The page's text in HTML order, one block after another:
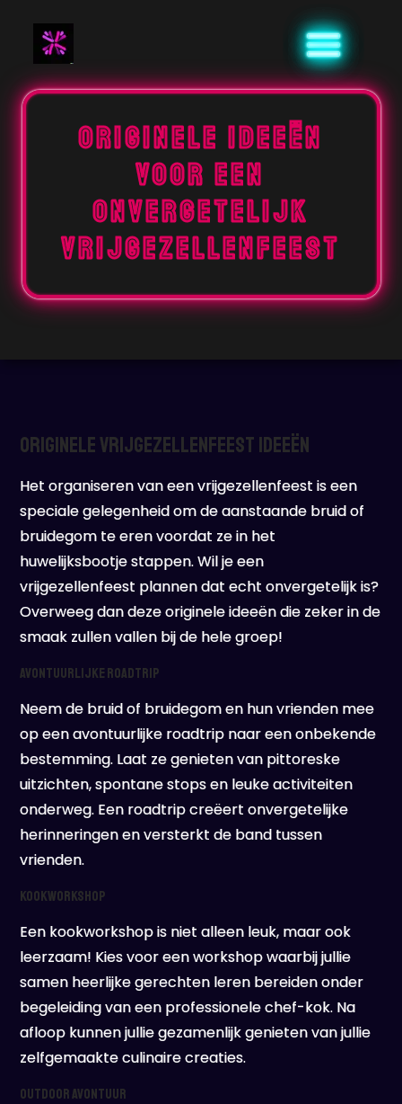
inhoud
gaan
Originele Ideeën
voor een
Onvergetelijk
Vrijgezellenfeest
Originele Vrijgezellenfeest Ideeën
Het organiseren van een vrijgezellenfeest is een
speciale gelegenheid om de aanstaande bruid of
bruidegom te eren voordat ze in het
huwelijksbootje stappen. Wil je een
vrijgezellenfeest plannen dat echt onvergetelijk is?
Overweeg dan deze originele ideeën die zeker in de
smaak zullen vallen bij de hele groep!
Avontuurlijke Roadtrip
Neem de bruid of bruidegom en hun vrienden mee
op een avontuurlijke roadtrip naar een onbekende
bestemming. Laat ze genieten van pittoreske
uitzichten, spontane stops en leuke activiteiten
onderweg. Een roadtrip creëert onvergetelijke
herinneringen en versterkt de band tussen
vrienden.
Kookworkshop
Een kookworkshop is niet alleen leuk, maar ook
leerzaam! Kies voor een workshop waarbij jullie
samen heerlijke gerechten leren bereiden onder
begeleiding van een professionele chef-kok. Na
afloop kunnen jullie gezamenlijk genieten van jullie
zelfgemaakte culinaire creaties.
Outdoor Avontuur